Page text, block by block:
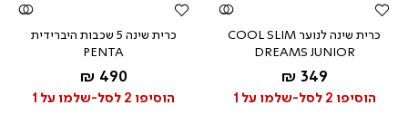
כרית שינה לנוער COOL SLIM
DREAMS JUNIOR
החל מ-
349 ₪
הוסיפו 2 לסל-שלמו על 1
כרית שינה 5 שכבות היברידית
PENTA
החל מ-
490 ₪
הוסיפו 2 לסל-שלמו על 1